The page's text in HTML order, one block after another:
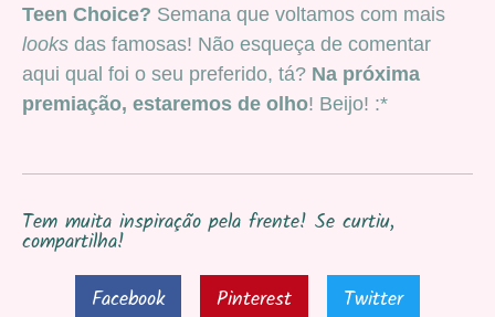
Teen Choice? Semana que voltamos com mais
looks das famosas! Não esqueça de comentar
aqui qual foi o seu preferido, tá? Na próxima
premiação, estaremos de olho! Beijo! :*
Tem muita inspiração pela frente! Se curtiu,
compartilha!
Facebook
Pinterest
Twitter